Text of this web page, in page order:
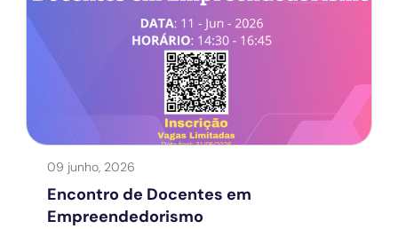
Encontro de Docentes em
Empreendedorismo
09 junho, 2026